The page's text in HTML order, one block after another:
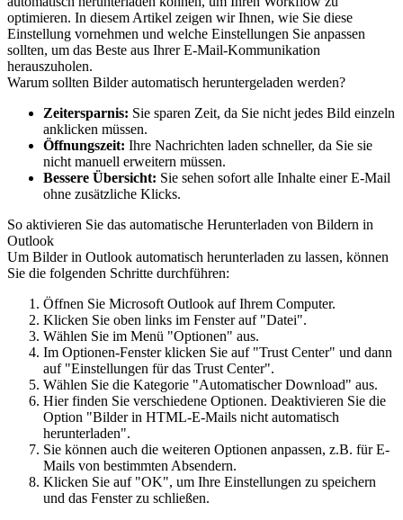
optimieren. In diesem Artikel zeigen wir Ihnen, wie Sie diese
Einstellung vornehmen und welche Einstellungen Sie anpassen
sollten, um das Beste aus Ihrer E-Mail-Kommunikation
herauszuholen.
Warum sollten Bilder automatisch heruntergeladen werden?
Zeitersparnis: Sie sparen Zeit, da Sie nicht jedes Bild einzeln
anklicken müssen.
Öffnungszeit: Ihre Nachrichten laden schneller, da Sie sie
nicht manuell erweitern müssen.
Bessere Übersicht: Sie sehen sofort alle Inhalte einer E-Mail
ohne zusätzliche Klicks.
So aktivieren Sie das automatische Herunterladen von Bildern in
Outlook
Um Bilder in Outlook automatisch herunterladen zu lassen, können
Sie die folgenden Schritte durchführen:
Öffnen Sie Microsoft Outlook auf Ihrem Computer.
Klicken Sie oben links im Fenster auf "Datei".
Wählen Sie im Menü "Optionen" aus.
Im Optionen-Fenster klicken Sie auf "Trust Center" und dann
auf "Einstellungen für das Trust Center".
Wählen Sie die Kategorie "Automatischer Download" aus.
Hier finden Sie verschiedene Optionen. Deaktivieren Sie die
Option "Bilder in HTML-E-Mails nicht automatisch
herunterladen".
Sie können auch die weiteren Optionen anpassen, z.B. für E-
Mails von bestimmten Absendern.
Klicken Sie auf "OK", um Ihre Einstellungen zu speichern
und das Fenster zu schließen.